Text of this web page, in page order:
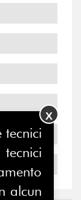
tecnici
alcun
X